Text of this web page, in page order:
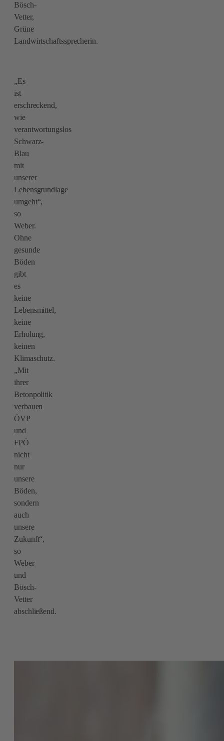
Bösch-
Vetter,
Grüne
Landwirtschaftssprecherin.
„Es
ist
erschreckend,
wie
verantwortungslos
Schwarz-
Blau
mit
unserer
Lebensgrundlage
umgeht“,
so
Weber.
Ohne
gesunde
Böden
gibt
es
keine
Lebensmittel,
keine
Erholung,
keinen
Klimaschutz.
„Mit
ihrer
Betonpolitik
verbauen
ÖVP
und
FPÖ
nicht
nur
unsere
Böden,
sondern
auch
unsere
Zukunft“,
so
Weber
und
Bösch-
Vetter
abschließend.